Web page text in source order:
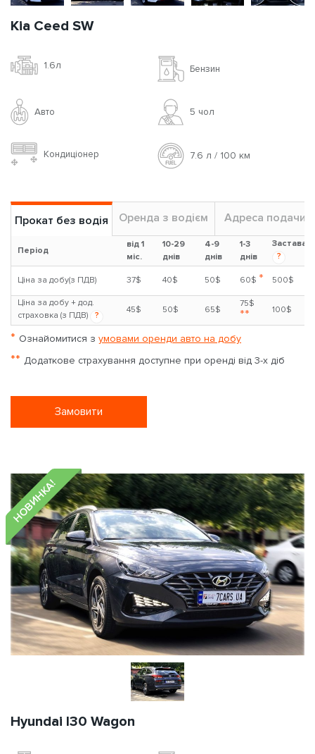
Kia Ceed SW
1.6л Бензин
Авто 5 чoл
Кондиціонер 7.6 л / 100 км
Прокат без водія Оренда з водієм Адреса подачи
Період
від 1
міс.
10-29
днів
4-9
днів
1-3
днів
Застава
?
Ціна за добу(з ПДВ) 37$ 40$ 50$ 60$ * 500$
Ціна за добу + дод.
страховка (з ПДВ)
?
45$ 50$ 65$
75$
** 100$
* Ознайомитися з умовами оренди авто на добу
** Додаткове страхування доступне при оренді від 3-х діб
Замовити
НОВИНКА!
Hyundai I30 Wagon